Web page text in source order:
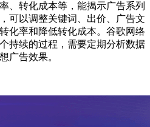
转化成本等，能揭示广告系列
可以调整关键词、出价、广告文
化率和降低转化成本。谷歌网络
持续的过程，需要定期分析数据
广告效果。